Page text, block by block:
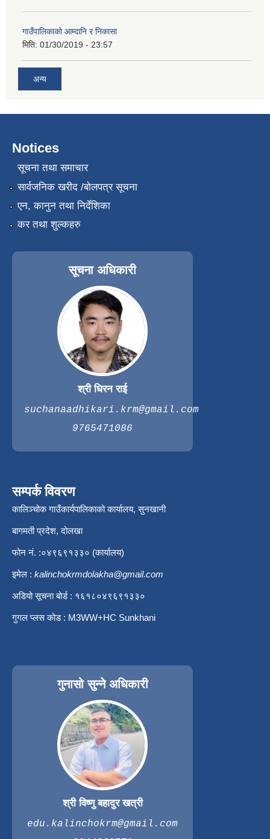
गाउँपालिकाको आम्दानि र निकासा
मिति: 01/30/2019 - 23:57
अन्य
Notices
सूचना तथा समाचार
सार्वजनिक खरीद /बोलपत्र सूचना
एन, कानुन तथा निर्देशिका
कर तथा शुल्कहरु
सूचना अधिकारी
श्री धिरन राई
suchanaadhikari.krm@gmail.com
9765471086
सम्पर्क विवरण
कालिञ्चोक गाउँकार्यपालिकाको कार्यालय, सुनखानी
बागमती प्रदेश, दोलखा
फोन नं. :०४९६९१३३० (कार्यालय)
इमेल : kalinchokrmdolakha@gmail.com
अडियो सूचना बोर्ड : १६१८०४९६९१३३०
गुगल प्लस कोड : M3WW+HC Sunkhani
गुनासो सुन्ने अधिकारी
श्री विष्णु बहादुर खत्री
edu.kalinchokrm@gmail.com